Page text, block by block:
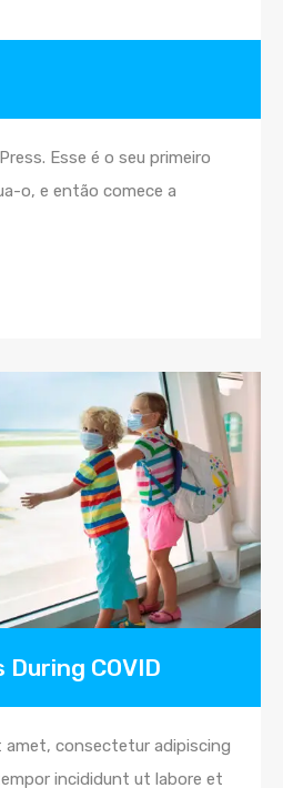
Esse é o seu primeiro
o, e então comece a
COVID
amet, consectetur adipiscing
incididunt ut labore et